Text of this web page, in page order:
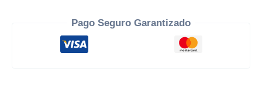
Pago Seguro Garantizado